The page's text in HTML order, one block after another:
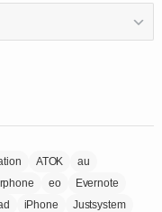
ATOK
au
eo
Evernote
iPhone
Justsystem